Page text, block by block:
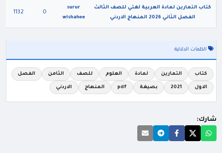
كتاب التمارين لمادة العربية لغتي للصف الثالث
الفصل الثاني 2026 المنهاج الاردني
surur
wishahee
0
1132
الكلمات الدلالية
كتاب التمارين لمادة العلوم للصف الثامن الفصل
الاول 2021 بصيغة pdf المنهاج الاردني
شارك: